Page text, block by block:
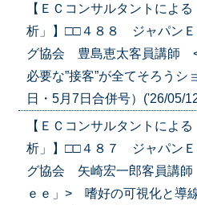
【ＥＣコンサルタントによ
析」】□□４８８ ジャパンＥ
グ協会 豊島恵太客員講師
必要な”接客”が全てそろうシ
日・5月7日合併号）('26/05/
【ＥＣコンサルタントによ
析」】□□４８７ ジャパンＥ
グ協会 矢崎宏一郎客員講
ｅｅ」> 嗜好の可視化と導